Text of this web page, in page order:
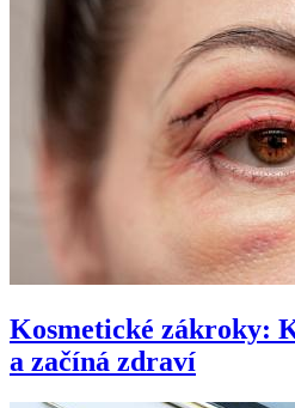
Kosmetické zákroky:
a začíná zdraví